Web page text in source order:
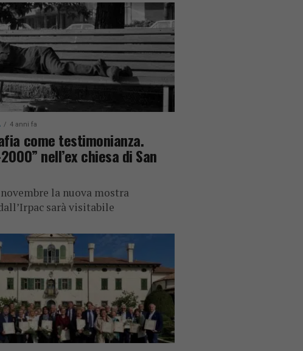
4 anni fa
come testimonianza.
nell’ex chiesa di San
la nuova mostra
sarà visitabile